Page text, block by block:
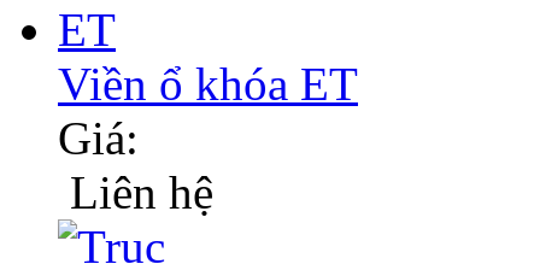
Viền ổ khóa ET
Giá:
Liên hệ